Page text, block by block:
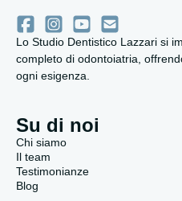
Lo Studio Dentistico Lazzari si
completo di odontoiatria,
ogni esigenza.
Su di noi
Chi siamo
Il team
Testimonianze
Blog